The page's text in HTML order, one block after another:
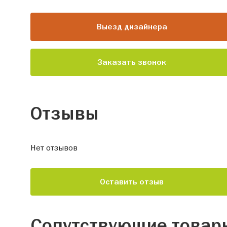
Выезд дизайнера
Заказать звонок
Отзывы
Нет отзывов
Оставить отзыв